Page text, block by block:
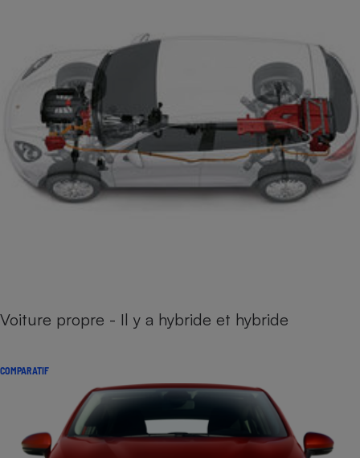
Voiture propre - Il y a hybride et hybride
COMPARATIF